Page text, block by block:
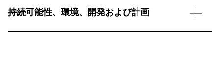
持続可能性、環境、開発および計画